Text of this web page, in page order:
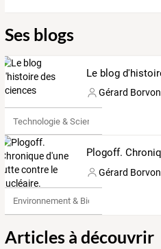
Ses blogs
Gérard Borvon
Technologie & Science
Gérard Borvon
Environnement & Bio
Articles à découvrir